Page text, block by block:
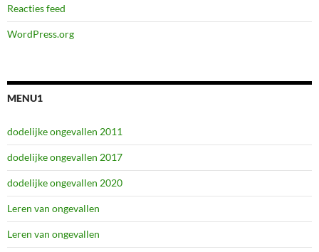
Reacties feed
WordPress.org
MENU1
dodelijke ongevallen 2011
dodelijke ongevallen 2017
dodelijke ongevallen 2020
Leren van ongevallen
Leren van ongevallen